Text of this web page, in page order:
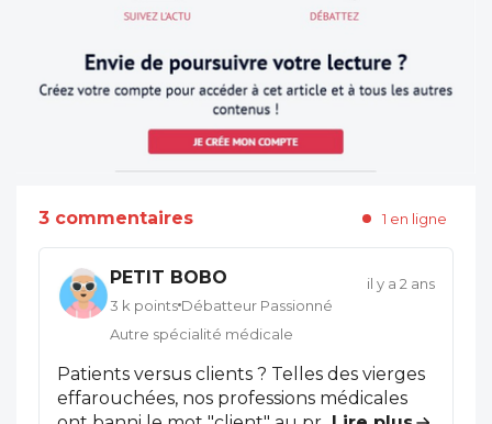
3 commentaires 1 en ligne
PETIT BOBO
3 k points Débatteur Passionné
Autre spécialité médicale
il y a 2 ans
Patients versus clients ? Telles des vierges
effarouchées, nos professions médicales